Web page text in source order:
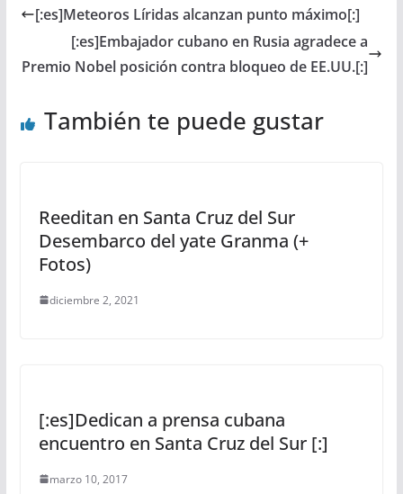
[:es]Meteoros Líridas alcanzan punto máximo[:]
[:es]Embajador cubano en Rusia agradece a
Premio Nobel posición contra bloqueo de EE.UU.[:]
También te puede gustar
Reeditan en Santa Cruz del Sur
Desembarco del yate Granma (+
Fotos)
diciembre 2, 2021
[:es]Dedican a prensa cubana
encuentro en Santa Cruz del Sur [:]
marzo 10, 2017